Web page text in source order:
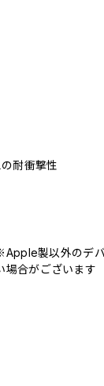
耐衝撃性
製以外のデ
場合がございます